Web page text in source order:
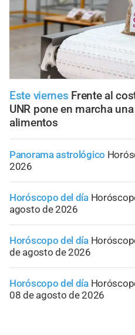
Este viernes Frente al
UNR pone en marcha
alimentos
Panorama astrológico
2026
Horóscopo del día
agosto de 2026
Horóscopo del día
de agosto de 2026
Horóscopo del día
08 de agosto de 2026